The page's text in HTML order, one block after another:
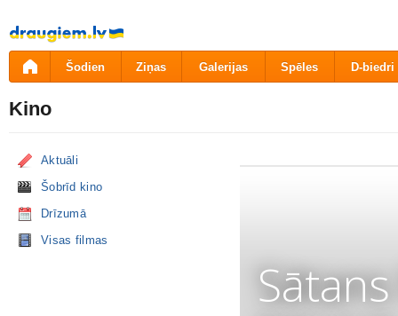
Pāriet
uz
saturu
Šodien Ziņas Galerijas Spēles D-biedri
Kino
Aktuāli
Šobrīd kino
Drīzumā
Visas filmas